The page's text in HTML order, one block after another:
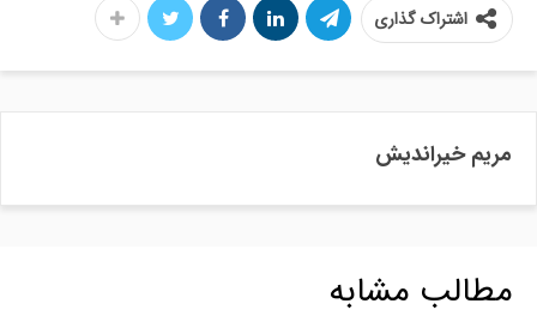
اشتراک گذاری
مریم خیراندیش
مطالب مشابه